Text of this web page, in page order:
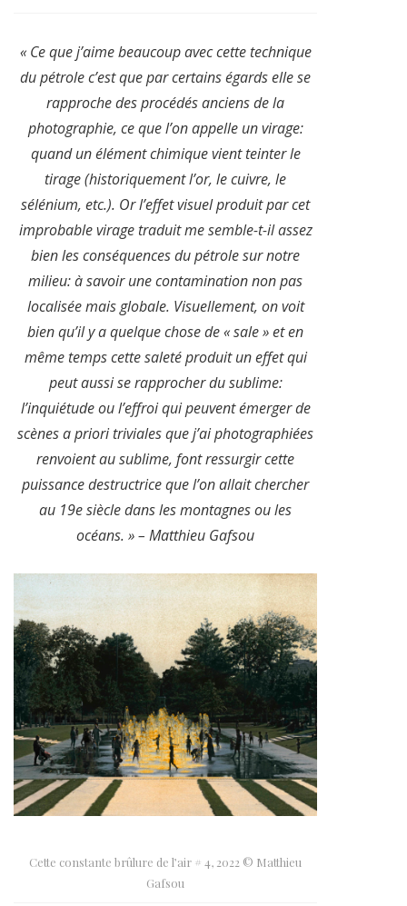
« Ce que j’aime beaucoup avec cette technique
du pétrole c’est que par certains égards elle se
rapproche des procédés anciens de la
photographie, ce que l’on appelle un virage:
quand un élément chimique vient teinter le
tirage (historiquement l’or, le cuivre, le
sélénium, etc.). Or l’effet visuel produit par cet
improbable virage traduit me semble-t-il assez
bien les conséquences du pétrole sur notre
milieu: à savoir une contamination non pas
localisée mais globale. Visuellement, on voit
bien qu’il y a quelque chose de « sale » et en
même temps cette saleté produit un effet qui
peut aussi se rapprocher du sublime:
l’inquiétude ou l’effroi qui peuvent émerger de
scènes a priori triviales que j’ai photographiées
renvoient au sublime, font ressurgir cette
puissance destructrice que l’on allait chercher
au 19e siècle dans les montagnes ou les
océans. » – Matthieu Gafsou
Cette constante brûlure de l’air # 4, 2022 © Matthieu
Gafsou